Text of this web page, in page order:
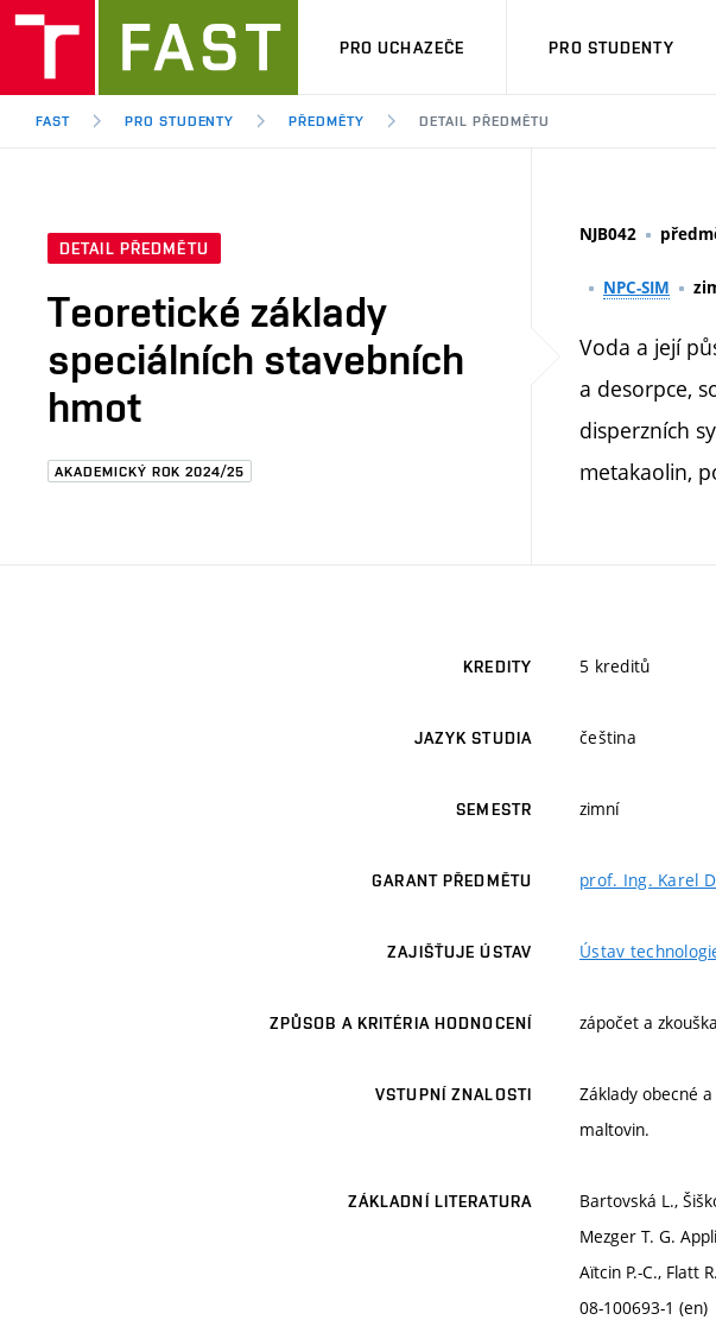
PRO UCHAZEČE PRO STUDENTY
FAST PRO STUDENTY PŘEDMĚTY DETAIL PŘEDMĚTU
DETAIL PŘEDMĚTU
Teoretické základy
speciálních stavebních
hmot
AKADEMICKÝ ROK 2024/25
NJB042
NPC-SIM
Voda a její
a desorpce,
disperzních
metakaolin,
KREDITY 5 kreditů
JAZYK STUDIA čeština
SEMESTR zimní
GARANT PŘEDMĚTU prof. Ing. Karel
ZAJIŠŤUJE ÚSTAV Ústav
ZPŮSOB A KRITÉRIA HODNOCENÍ zápočet a zkouška
VSTUPNÍ ZNALOSTI
Základy obecné
maltovin.
ZÁKLADNÍ LITERATURA
Bartovská L.,
Mezger T. G.
Aïtcin P.-C., Flatt
08-100693-1 (en)